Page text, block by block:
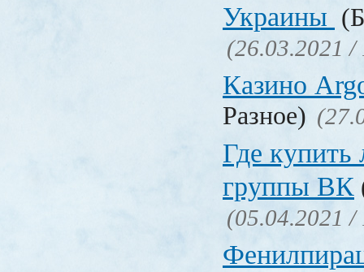
Украины
(26.03.2021 /
Казино
Разное)
Где купить
группы ВК
(05.04.2021 /